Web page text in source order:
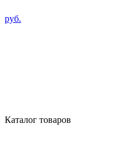
руб.
Каталог товаров